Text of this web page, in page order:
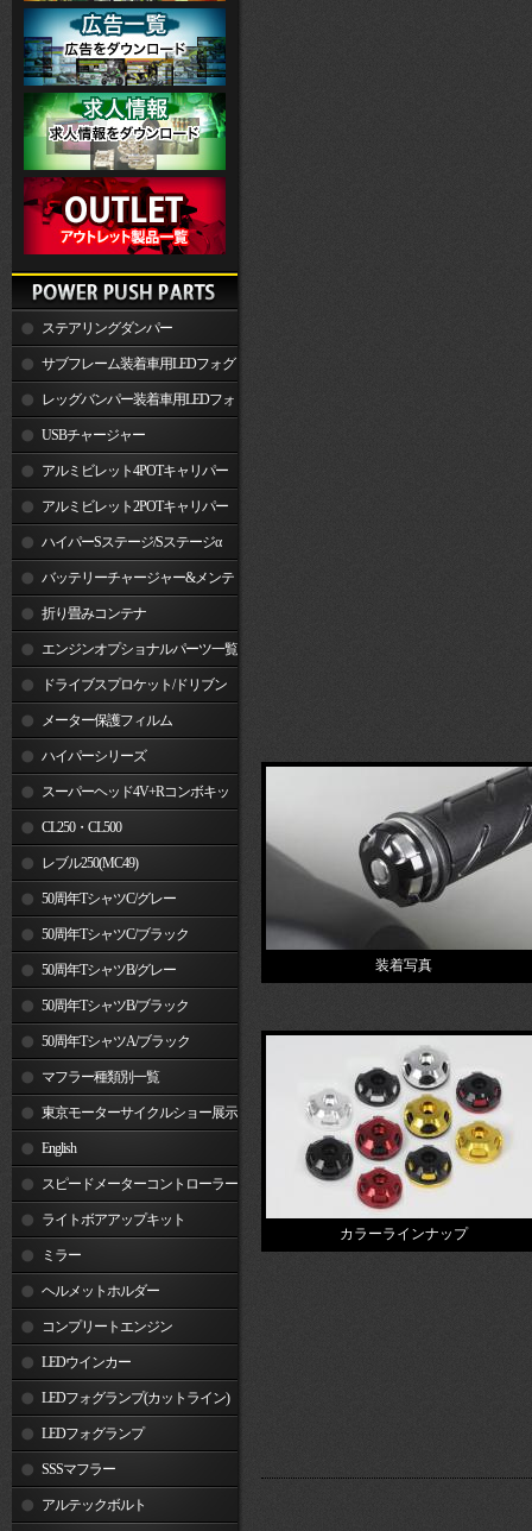
ステアリングダンパー
サブフレーム装着車用LEDフォグ
ランプレッグバンパー装着車用LEDフォ
グランプUSBチャージャー
アルミビレット4POTキャリパー
関連製品アルミビレット2POTキャリパー
関連製品ハイパーSステージ/Sステージα
バッテリーチャージャー&メンテ
ナー 折り畳みコンテナ
エンジンオプショナルパーツ一覧
ドライブスプロケット/ドリブン
スプロケット
メーター保護フィルム
ハイパーシリーズ
スーパーヘッド4V+Rコンボキッ
ト CL250・CL500
レブル250(MC49)
50周年TシャツC/グレー
50周年TシャツC/ブラック
50周年TシャツB/グレー
50周年TシャツB/ブラック
50周年TシャツA/ブラック
マフラー種類別一覧
東京モーターサイクルショー展示
車両 English
スピードメーターコントローラー
ライトボアアップキット
ミラー
ヘルメットホルダー
コンプリートエンジン
LEDウインカー
LEDフォグランプ(カットライン)
LEDフォグランプ
SSSマフラー
アルテックボルト
装着写真
カラーラインナップ